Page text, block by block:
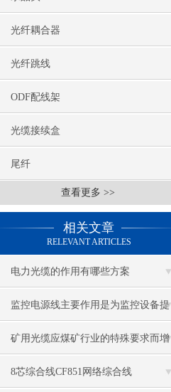
光纤耦合器
光纤跳线
ODF配线架
光缆接续盒
尾纤
查看更多 >>
相关文章
RELEVANT ARTICLES
电力光缆的作用有哪些方案
监控电源线主要作用是为监控设备提
供电源和信号传输功能
矿用光缆应煤矿行业的特殊要求而增
设了许多特殊性能
8芯综合线CF851网络综合线